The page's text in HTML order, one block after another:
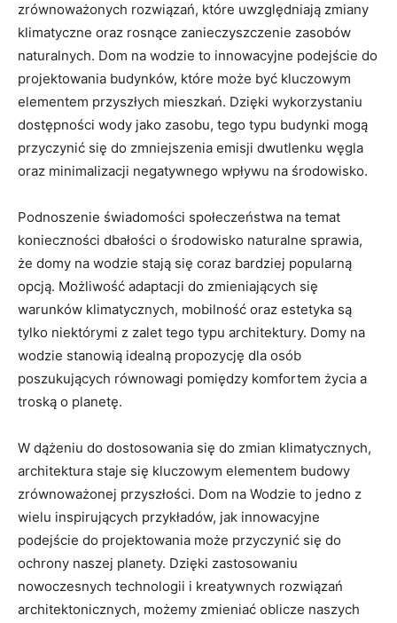
zrównoważonych rozwiązań, które uwzględniają‍ zmiany
klimatyczne oraz rosnące‍ zanieczyszczenie zasobów
naturalnych. Dom⁢ na wodzie to⁢ innowacyjne podejście do‌
projektowania budynków, które może być kluczowym
elementem ⁣przyszłych mieszkań. Dzięki​ wykorzystaniu
dostępności wody jako zasobu, tego typu budynki mogą
przyczynić⁤ się do zmniejszenia ‌emisji dwutlenku węgla
oraz minimalizacji negatywnego‍ wpływu na środowisko.
Podnoszenie ⁤świadomości społeczeństwa na temat
konieczności dbałości⁢ o ‌środowisko naturalne‌ sprawia, ​
że domy na wodzie stają się ‍coraz bardziej⁣ popularną
opcją. Możliwość adaptacji do zmieniających się
warunków ⁣klimatycznych, mobilność oraz estetyka są ​
tylko⁣ niektórymi z zalet​ tego‌ typu architektury. Domy na‍
wodzie stanowią idealną ⁤propozycję dla osób
poszukujących równowagi pomiędzy komfortem życia a
troską o‌ planetę.
W dążeniu⁤ do dostosowania się ‍do ⁣zmian ⁤klimatycznych,
architektura staje ‍się kluczowym elementem ⁤budowy ​
zrównoważonej przyszłości. Dom ⁣na Wodzie ‌to ⁢jedno⁢ z
wielu inspirujących przykładów, ‍jak⁤ innowacyjne
podejście⁣ do projektowania może przyczynić się do
ochrony naszej‌ planety. Dzięki zastosowaniu
nowoczesnych technologii i kreatywnych⁤ rozwiązań
architektonicznych, możemy zmieniać oblicze naszych​